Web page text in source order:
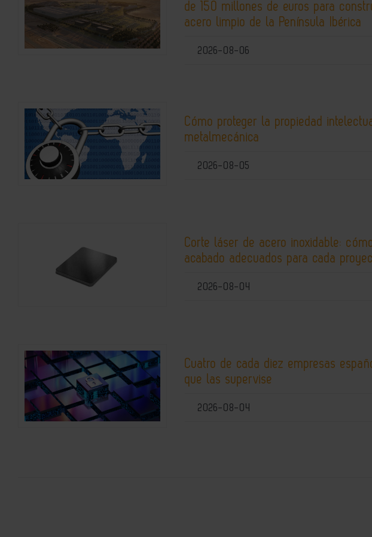
de 150 millones de euros para
acero limpio de la Península Ibérica
2026-08-06
Cómo proteger la propiedad
metalmecánica
2026-08-05
Corte láser de acero inoxidable:
acabado adecuados para cada
2026-08-04
Cuatro de cada diez empresas
que las supervise
2026-08-04